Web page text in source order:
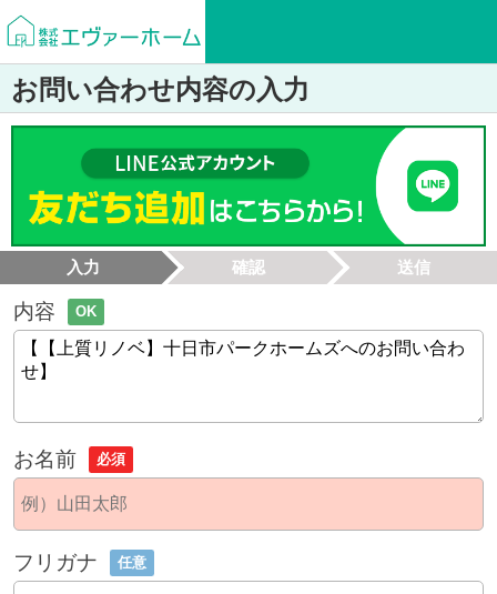
お問い合わせ内容の入力
入力 確認 送信
内容 OK
お名前 必須
フリガナ 任意